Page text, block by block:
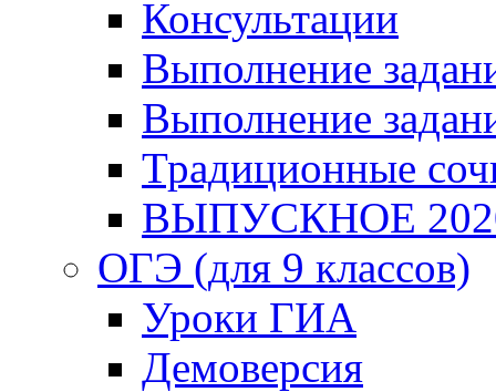
Консультации
Выполнение
Выполнение
Традиционные
ВЫПУСКНОЕ
ОГЭ (для 9 классов)
Уроки ГИА
Демоверсия